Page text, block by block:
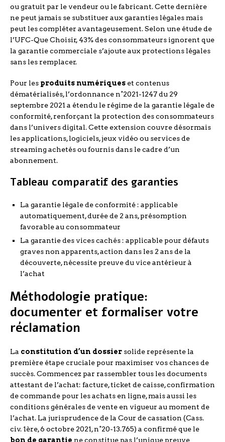
ou gratuit par le vendeur ou le fabricant. Cette dernière
ne peut jamais se substituer aux garanties légales mais
peut les compléter avantageusement. Selon une étude de
l’UFC-Que Choisir, 43% des consommateurs ignorent que
la garantie commerciale s’ajoute aux protections légales
sans les remplacer.
Pour les produits numériques et contenus
dématérialisés, l’ordonnance n°2021-1247 du 29
septembre 2021 a étendu le régime de la garantie légale de
conformité, renforçant la protection des consommateurs
dans l’univers digital. Cette extension couvre désormais
les applications, logiciels, jeux vidéo ou services de
streaming achetés ou fournis dans le cadre d’un
abonnement.
Tableau comparatif des garanties
La garantie légale de conformité : applicable
automatiquement, durée de 2 ans, présomption
favorable au consommateur
La garantie des vices cachés : applicable pour défauts
graves non apparents, action dans les 2 ans de la
découverte, nécessite preuve du vice antérieur à
l’achat
Méthodologie pratique:
documenter et formaliser votre
réclamation
La constitution d’un dossier solide représente la
première étape cruciale pour maximiser vos chances de
succès. Commencez par rassembler tous les documents
attestant de l’achat: facture, ticket de caisse, confirmation
de commande pour les achats en ligne, mais aussi les
conditions générales de vente en vigueur au moment de
l’achat. La jurisprudence de la Cour de cassation (Cass.
civ. 1ère, 6 octobre 2021, n°20-13.765) a confirmé que le
bon de garantie ne constitue pas l’unique preuve